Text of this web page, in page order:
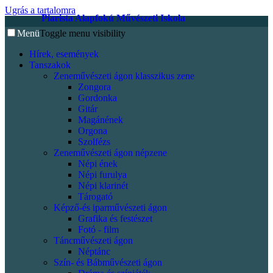
Ugrás a tartalomra
Piarista Alapfokú Művészeti Iskola
MenüToggle menu visibility
Hírek, események
Tanszakok
Zeneművészeti ágon klasszikus zene
Zongora
Gordonka
Gitár
Magánének
Orgona
Szolfézs
Zeneművészeti ágon népzene
Népi ének
Népi furulya
Népi klarinét
Tárogató
Képző-és iparművészeti ágon
Grafika és festészet
Fotó - film
Táncművészeti ágon
Néptánc
Szín- és Bábművészeti ágon